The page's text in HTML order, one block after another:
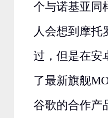
个与诺基亚同
人会想到摩托
过，但是在安
了最新旗舰
谷歌的合作产